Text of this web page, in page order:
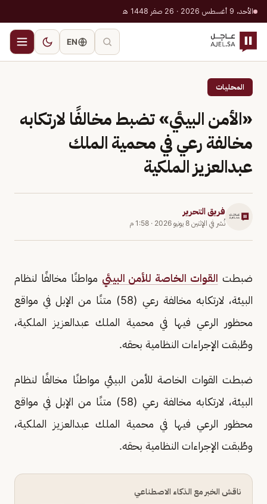
الأحد، 9 أغسطس 2026 · 26 صفر 1448 هـ
EN
المحليات
«الأمن البيئي» تضبط مخالفًا لارتكابه
مخالفة رعي في محمية الملك
عبدالعزيز الملكية
فريق التحرير
نُشر في الإثنين 8 يونيو 2026 · 1:58 م
ضبطت القوات الخاصة للأمن البيئي مواطنًا مخالفًا لنظام
البيئة، لارتكابه مخالفة رعي (58) متنًا من الإبل في مواقع
محظور الرعي فيها في محمية الملك عبدالعزيز الملكية،
وطُبقت الإجراءات النظامية بحقه.
ضبطت القوات الخاصة للأمن البيئي مواطنًا مخالفًا لنظام
البيئة، لارتكابه مخالفة رعي (58) متنًا من الإبل في مواقع
محظور الرعي فيها في محمية الملك عبدالعزيز الملكية،
وطُبقت الإجراءات النظامية بحقه.
ناقش الخبر مع الذكاء الاصطناعي